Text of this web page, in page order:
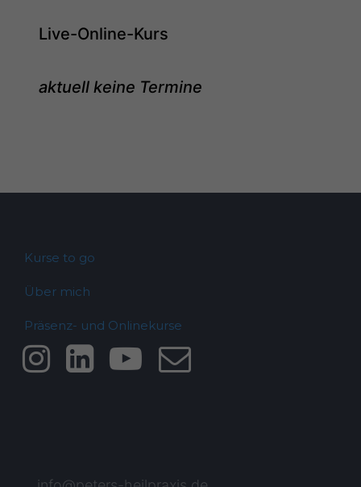
Live-Online-Kurs
aktuell keine Termine
Kurse to go
Über mich
Präsenz- und Onlinekurse